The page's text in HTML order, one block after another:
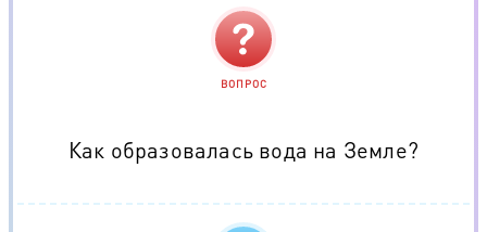
ВОПРОС
Как образовалась вода на Земле?